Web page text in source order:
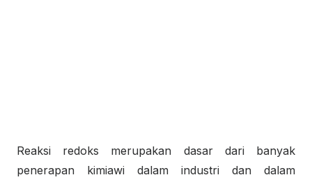
Reaksi redoks merupakan dasar dari banyak
penerapan kimiawi dalam industri dan dalam